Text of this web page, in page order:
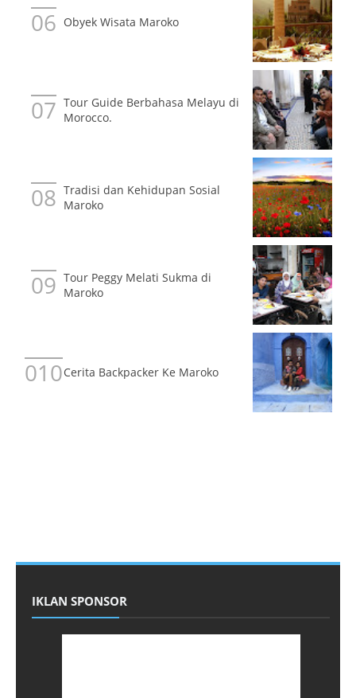
Obyek Wisata Maroko
Tour Guide Berbahasa Melayu di
Morocco.
Tradisi dan Kehidupan Sosial
Maroko
Tour Peggy Melati Sukma di
Maroko
Cerita Backpacker Ke Maroko
IKLAN SPONSOR